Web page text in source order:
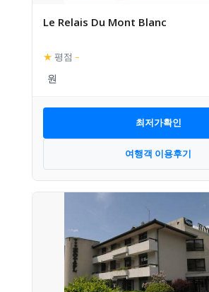
Le Relais Du Mont Blanc
★ 평점 –
최저가확인
여행객 이용후기